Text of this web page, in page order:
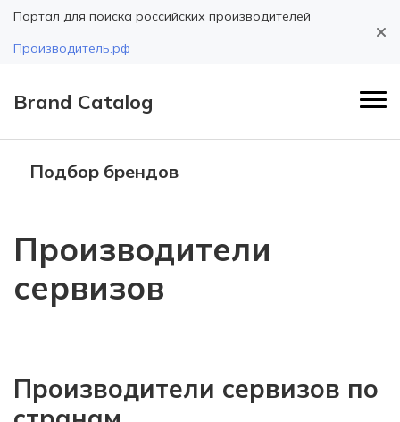
Портал для поиска российских производителей
Производитель.рф
Brand Catalog
Подбор брендов
Производители
сервизов
Производители сервизов по